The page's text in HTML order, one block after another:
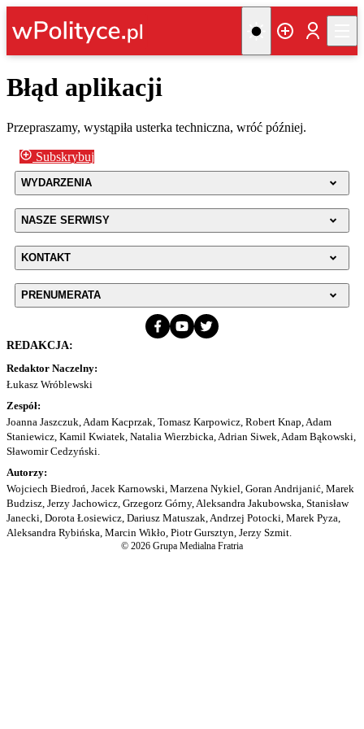
Błąd aplikacji
Przepraszamy, wystąpiła usterka techniczna, wróć później.
Subskrybuj
WYDARZENIA
NASZE SERWISY
KONTAKT
PRENUMERATA
REDAKCJA:
Redaktor Naczelny:
Łukasz Wróblewski
Zespół:
Joanna Jaszczuk, Adam Kacprzak, Tomasz Karpowicz, Robert Knap, Adam
Staniewicz, Kamil Kwiatek, Natalia Wierzbicka, Adrian Siwek, Adam Bąkowski,
Sławomir Cedzyński.
Autorzy:
Wojciech Biedroń, Jacek Karnowski, Marzena Nykiel, Goran Andrijanić, Marek
Budzisz, Jerzy Jachowicz, Grzegorz Górny, Aleksandra Jakubowska, Stanisław
Janecki, Dorota Łosiewicz, Dariusz Matuszak, Andrzej Potocki, Marek Pyza,
Aleksandra Rybińska, Marcin Wikło, Piotr Gursztyn, Jerzy Szmit.
© 2026 Grupa Medialna Fratria